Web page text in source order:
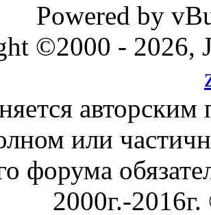
Powered by
©2000 - 2026,
или
форума
2000г.-